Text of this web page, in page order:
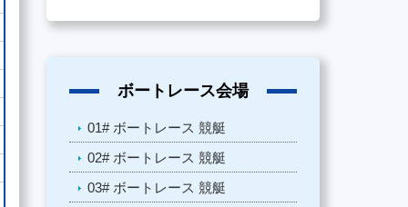
ボートレース会場
01# ボートレース 競艇
02# ボートレース 競艇
03# ボートレース 競艇